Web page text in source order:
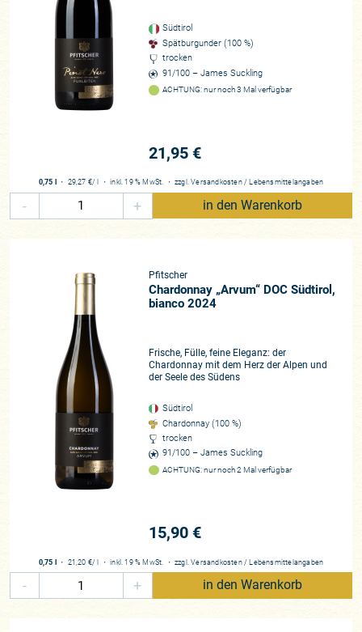
Südtirol
Spätburgunder (100 %)
trocken
91/100 – James Suckling
ACHTUNG: nur noch 3 Mal verfügbar
21,95 €
0,75 l ・ 29,27 €/ l ・inkl. 19 % MwSt. ・ zzgl.Versandkosten / Lebensmittelangaben
- + in den Warenkorb
Pfitscher
Chardonnay „Arvum“ DOC Südtirol,
bianco 2024
Frische, Fülle, feine Eleganz: der
Chardonnay mit dem Herz der Alpen und
der Seele des Südens
Südtirol
Chardonnay (100 %)
trocken
91/100 – James Suckling
ACHTUNG: nur noch 2 Mal verfügbar
15,90 €
0,75 l ・ 21,20 €/ l ・inkl. 19 % MwSt. ・ zzgl.Versandkosten / Lebensmittelangaben
- + in den Warenkorb